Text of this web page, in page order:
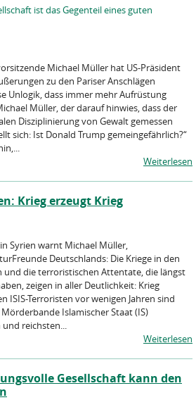
ist das Gegenteil eines guten
Michael Müller hat US-Präsident
zu den Pariser Anschlägen
Unlogik, dass immer mehr Aufrüstung
Müller, der darauf hinwies, dass der
Disziplinierung von Gewalt gemessen
sich: Ist Donald Trump gemeingefährlich?“
Weiterlesen
Krieg erzeugt Krieg
Syrien warnt Michael Müller,
Deutschlands: Die Kriege in den
die terroristischen Attentate, die längst
zeigen in aller Deutlichkeit: Krieg
ISIS-Terroristen vor wenigen Jahren sind
Islamischer Staat (IS)
reichsten...
Weiterlesen
Gesellschaft kann den